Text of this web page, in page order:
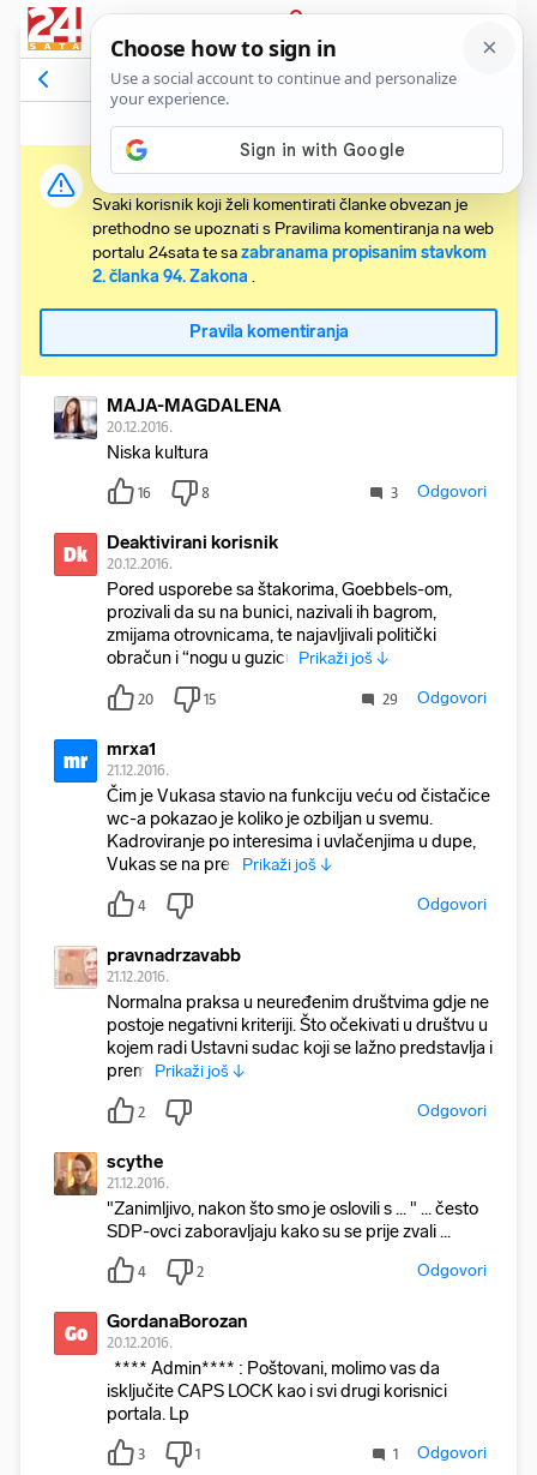
PRIJAVA
Komentari140 Relevantni
Važna obavijest:
Svaki korisnik koji želi komentirati članke obvezan je
prethodno se upoznati s Pravilima komentiranja na web
portalu 24sata te sazabranama propisanim stavkom
2. članka 94. Zakona .
Pravila komentiranja
MAJA-MAGDALENA
20.12.2016.
Niska kultura
16 8 3 Odgovori
Dk Deaktivirani korisnik
20.12.2016.
Pored usporebe sa štakorima, Goebbels-om,
prozivali da su na bunici, nazivali ih bagrom,
zmijama otrovnicama, te najavljivali politički
obračun i “nogu u guzicu Prikaži još ↓
20 15 29 Odgovori
mr mrxa1
21.12.2016.
Čim je Vukasa stavio na funkciju veću od čistačice
wc-a pokazao je koliko je ozbiljan u svemu.
Kadroviranje po interesima i uvlačenjima u dupe,
Vukas se na pres Prikaži još ↓
4 Odgovori
pravnadrzavabb
21.12.2016.
Normalna praksa u neuređenim društvima gdje ne
postoje negativni kriteriji. Što očekivati u društvu u
kojem radi Ustavni sudac koji se lažno predstavlja i
premi Prikaži još ↓
2 Odgovori
scythe
21.12.2016.
"Zanimljivo, nakon što smo je oslovili s ... " ... često
SDP-ovci zaboravljaju kako su se prije zvali ...
4 2 Odgovori
Go GordanaBorozan
20.12.2016.
**** Admin**** : Poštovani, molimo vas da
isključite CAPS LOCK kao i svi drugi korisnici
portala. Lp
3 1 1 Odgovori